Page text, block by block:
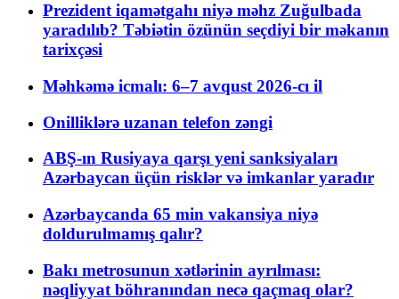
Prezident iqamətgahı niyə məhz Zuğulbada
yaradılıb? Təbiətin özünün seçdiyi bir məkanın
tarixçəsi
Məhkəmə icmalı: 6–7 avqust 2026-cı il
Onilliklərə uzanan telefon zəngi
ABŞ-ın Rusiyaya qarşı yeni sanksiyaları
Azərbaycan üçün risklər və imkanlar yaradır
Azərbaycanda 65 min vakansiya niyə
doldurulmamış qalır?
Bakı metrosunun xətlərinin ayrılması:
nəqliyyat böhranından necə qaçmaq olar?